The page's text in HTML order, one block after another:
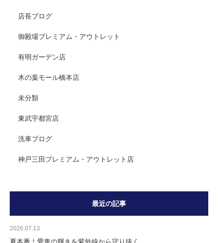
店長ブログ
御殿場プレミアム・アウトレット
有明ガーデン店
木の葉モール橋本店
未分類
東武宇都宮店
洗車ブログ
神戸三田プレミアム・アウトレット店
最近の記事
2026.07.13
夏本番！愛車の輝きを紫外線から守り抜く。